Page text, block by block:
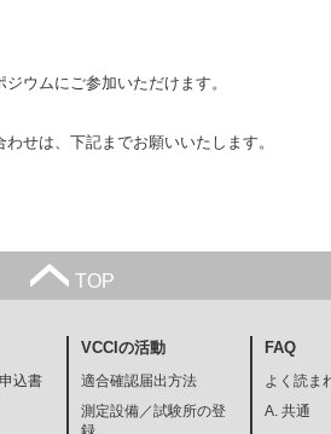
ウムにご参加いただけます。
せは、下記までお願いいたします。
TOP
込書
VCCIの活動
適合確認届出方法
測定設備／試験所の登
録
FAQ
よく読ま
A. 共通